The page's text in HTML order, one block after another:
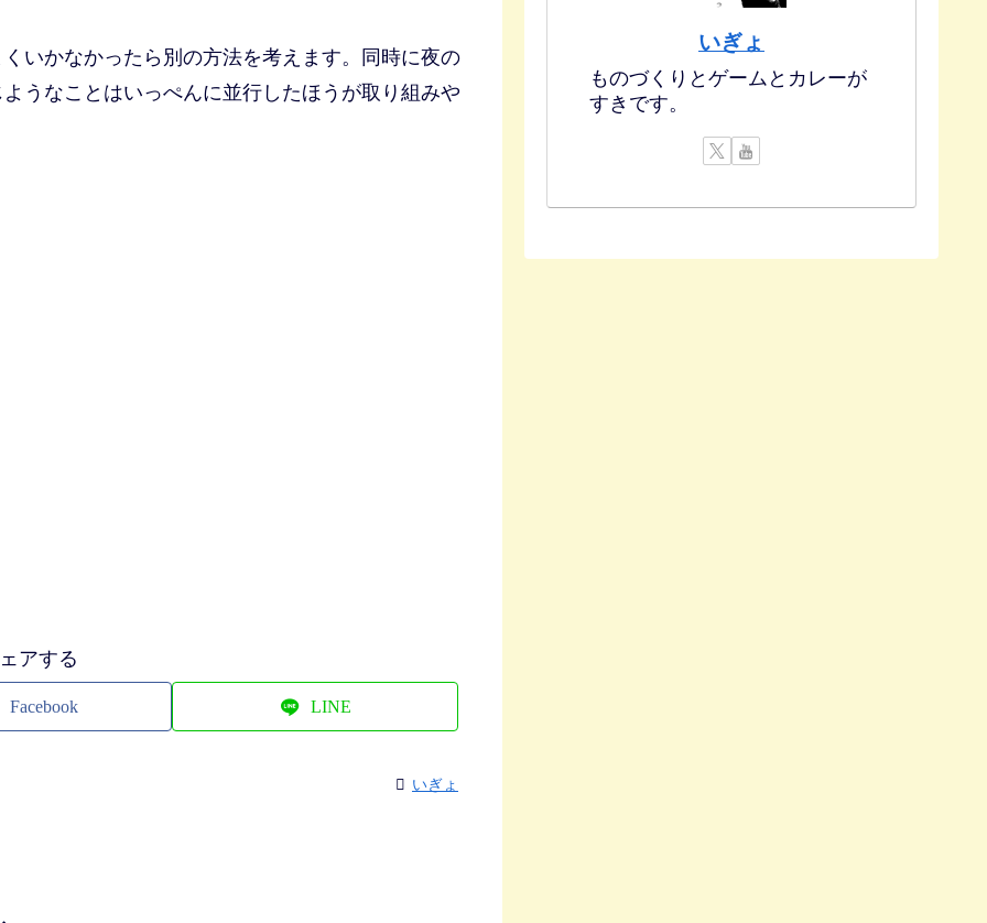
いかなかったら別の方法を考えます。同時に夜の
うなことはいっぺんに並行したほうが取り組みや
アする
Facebook LINE
いぎょ
いぎょ
ものづくりとゲームとカレーが
すきです。